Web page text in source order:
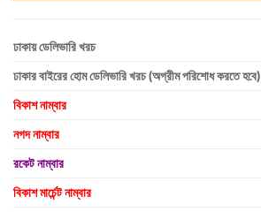
ঢাকায় ডেলিভারি খরচ
ঢাকার বাইরের হোম ডেলিভারি খরচ (অগ্রীম পরিশোধ করতে হবে)
বিকাশ নাম্বার
নগদ নাম্বার
রকেট নাম্বার
বিকাশ মার্চেন্ট নাম্বার